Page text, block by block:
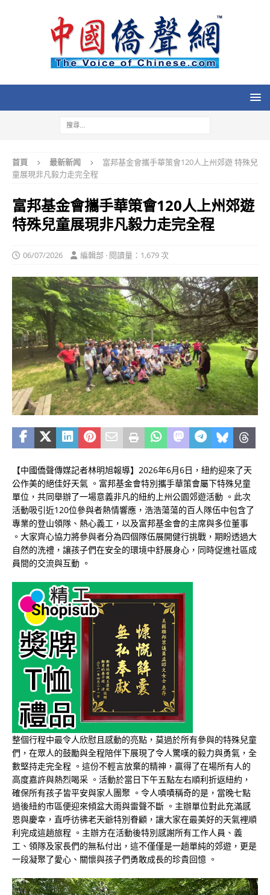
首頁 最新新闻
富邦基金會攜手華策會120人上州郊遊 特殊兒
童展現非凡毅力走完全程
富邦基金會攜手華策會120人上州郊遊
特殊兒童展現非凡毅力走完全程
06/07/2026 編輯部 · 閱讀量：1,679 次
【中國僑聲傳媒記者林明旭報導】2026年6月6日，紐約迎來了天
公作美的絕佳好天氣 。富邦基金會特別攜手華策會屬下特殊兒童
單位，共同舉辦了一場意義非凡的紐約上州公園郊遊活動 。此次
活動吸引近120位參與者熱情響應，浩浩蕩蕩的百人隊伍中包含了
專業的登山領隊、熱心義工，以及富邦基金會的主席與多位董事
。大家齊心協力將參與者分為四個隊伍展開健行挑戰，期盼透過大
自然的洗禮，讓孩子們在安全的環境中舒展身心，同時促進社區成
員間的交流與互動 。
整個行程中最令人欣慰且感動的亮點，莫過於所有參與的特殊兒童
們，在眾人的鼓勵與全程陪伴下展現了令人驚嘆的毅力與勇氣，全
數堅持走完全程 。這份不輕言放棄的精神，贏得了在場所有人的
高度嘉許與熱烈喝采 。活動於當日下午五點左右順利折返紐約，
確保所有孩子皆平安與家人團聚 。令人嘖嘖稱奇的是，當晚七點
過後紐約市區便迎來傾盆大雨與雷聲不斷 。主辦單位對此充滿感
恩與慶幸，直呼彷彿老天爺特別眷顧，讓大家在最美好的天氣裡順
利完成這趟旅程 。主辦方在活動後特別感謝所有工作人員、義
工、領隊及家長們的無私付出，這不僅僅是一趟單純的郊遊，更是
一段凝聚了愛心、關懷與孩子們勇敢成長的珍貴回憶 。